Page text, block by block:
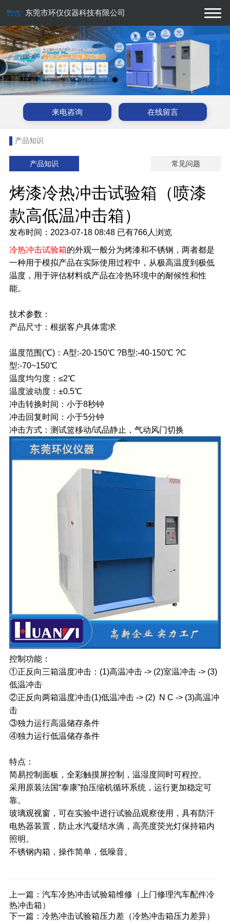
东莞市环仪仪器科技有限公司
来电咨询 在线留言
产品知识
产品知识 常见问题
烤漆冷热冲击试验箱（喷漆
款高低温冲击箱）
发布时间：2023-07-18 08:48 已有766人浏览
冷热冲击试验箱的外观一般分为烤漆和不锈钢，两者都是
一种用于模拟产品在实际使用过程中，从极高温度到极低
温度，用于评估材料或产品在冷热环境中的耐候性和性
能。
技术参数：
产品尺寸：根据客户具体需求
温度范围(℃)：A型:-20-150℃ ?B型:-40-150℃ ?C
型:-70~150℃
温度均匀度：≤2℃
温度波动度：±0.5℃
冲击转换时间：小于8秒钟
冲击回复时间：小于5分钟
冲击方式：测试篮移动/试品静止，气动风门切换
控制功能：
①正反向三箱温度冲击：(1)高温冲击 -> (2)室温冲击 -> (3)
低温冲击
②正反向两箱温度冲击(1)低温冲击 -> (2) N C -> (3)高温冲
击
③独力运行高温储存条件
④独力运行低温储存条件
特点：
简易控制面板，全彩触摸屏控制，温湿度同时可程控。
采用原装法国“泰康”拍压缩机循环系统，运行更加稳定可
靠。
玻璃观视窗，可在实验中进行试验品观察使用，具有防汗
电热器装置，防止水汽凝结水滴，高亮度荧光灯保持箱内
照明。
不锈钢内箱，操作简单，低噪音。
上一篇： 汽车冷热冲击试验箱维修（上门修理汽车配件冷
热冲击箱）
下一篇： 冷热冲击试验箱压力差（冷热冲击箱压力差异）